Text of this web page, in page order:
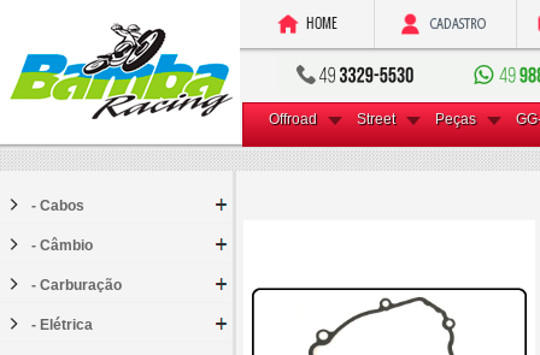
Offroad Street Peças
- Cabos
- Câmbio
- Carburação
- Elétrica